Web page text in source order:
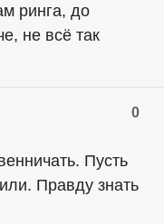
ринга, до
не всё так
0
Пусть
Правду знать